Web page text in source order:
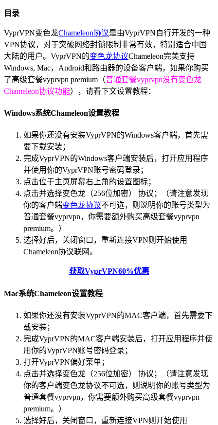
目录
VyprVPN变色龙Chameleon协议是由VyprVPN自行开发的一种
VPN协议，对于突破网络封锁限制非常有效，特别适合中国
大陆的用户。VyprVPN的变色龙协议Chameleon完美支持
Windows, Mac，Android和路由器的设备客户端，如果你购买
了高级套餐vyprvpn premium（普通套餐vyprvpn没有变色龙
Chameleon协议功能），请看下文设置教程：
Windows系统Chameleon设置教程
如果你还没有安装VyprVPN的Windows客户端，首先需
要下载安装；
完成VyprVPN的Windows客户端安装后，打开应用程序
并使用你的VyprVPN账号密码登录；
点击位于主页屏幕右上角的设置图标；
点击并选择变色龙（256位加密） 协议；（请注意发现
你的客户端变色龙协议不可选，则说明你的账号类型为
普通套餐vyprvpn，你需要额外购买高级套餐vyprvpn
premium。）
选择好后，关闭窗口，重新连接VPN则开始使用
Chameleon协议联网。
获取VyprVPN60%优惠
Mac系统Chameleon设置教程
如果你还没有安装VyprVPN的MAC客户端，首先需要下
载安装；
完成VyprVPN的MAC客户端安装后，打开应用程序并使
用你的VyprVPN账号密码登录；
打开VyprVPN偏好菜单；
点击并选择变色龙（256位加密） 协议；（请注意发现
你的客户端变色龙协议不可选，则说明你的账号类型为
普通套餐vyprvpn，你需要额外购买高级套餐vyprvpn
premium。）
选择好后，关闭窗口，重新连接VPN则开始使用